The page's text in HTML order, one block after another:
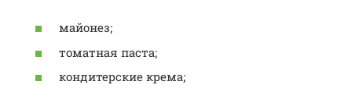
майонез;
томатная паста;
кондитерские крема;